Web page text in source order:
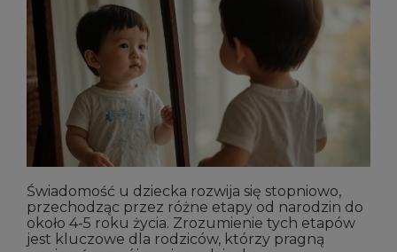
Świadomość u dziecka rozwija się stopniowo,
przechodząc przez różne etapy od narodzin do
około 4-5 roku życia. Zrozumienie tych etapów
jest kluczowe dla rodziców, którzy pragną